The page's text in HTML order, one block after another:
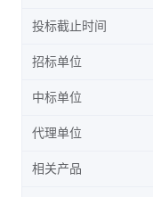
投标截止时间
招标单位
中标单位
代理单位
相关产品